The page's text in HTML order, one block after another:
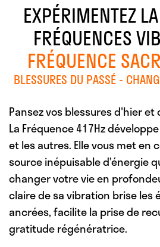
EXPÉRIMENTEZ
FRÉQUENCES
FRÉQUENCE
BLESSURES DU PASSÉ -
Pansez vos blessures d'hier et
La Fréquence 417Hz
et les autres. Elle vous met en
source inépuisable d’énergie
changer votre vie en
claire de sa vibration brise les
ancrées, facilite la prise de
gratitude régénératrice.